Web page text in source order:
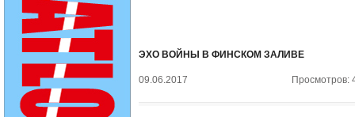
ЭХО ВОЙНЫ В ФИНСКОМ ЗАЛИВЕ
09.06.2017 Просмотров: